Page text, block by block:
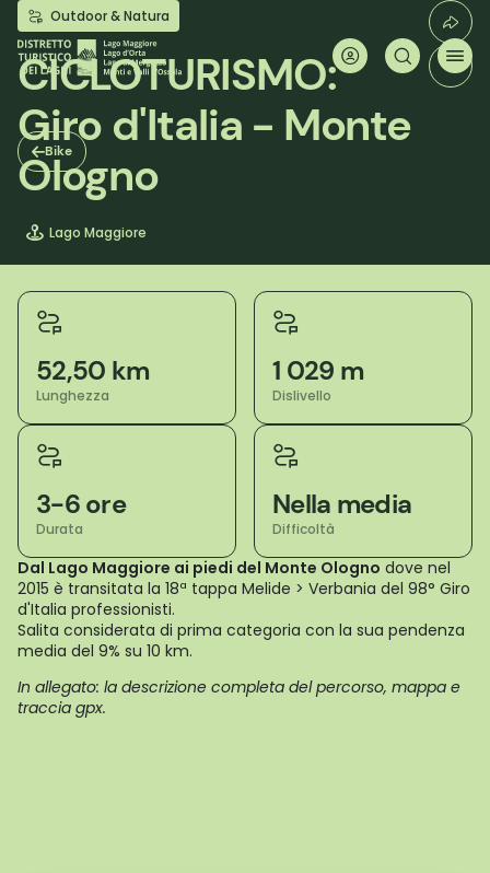
Salta
contenuto
principale
Bike
Outdoor & Natura
CICLOTURISMO:
Giro d'Italia - Monte
Ologno
Lago Maggiore
52,50 km
Lunghezza
1 029 m
Dislivello
3-6 ore
Durata
Nella media
Difficoltà
Dal Lago Maggiore ai piedi del Monte Ologno dove nel
2015 è transitata la 18ª tappa Melide > Verbania del 98° Giro
d'Italia professionisti.
Salita considerata di prima categoria con la sua pendenza
media del 9% su 10 km.
In allegato: la descrizione completa del percorso, mappa e
traccia gpx.